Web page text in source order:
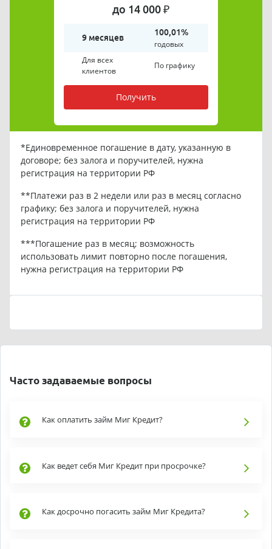
до 14 000 ₽
9 месяцев
100,01%
годовых
Для всех
клиентов
По графику
Получить
*Единовременное погашение в дату, указанную в
договоре; без залога и поручителей, нужна
регистрация на территории РФ
**Платежи раз в 2 недели или раз в месяц согласно
графику; без залога и поручителей, нужна
регистрация на территории РФ
***Погашение раз в месяц; возможность
использовать лимит повторно после погашения,
нужна регистрация на территории РФ
Часто задаваемые вопросы
Как оплатить займ Миг Кредит?
Как ведет себя Миг Кредит при просрочке?
Как досрочно погасить займ Миг Кредита?